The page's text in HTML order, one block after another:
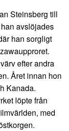
Steinsberg till
avslöjades
han sorgligt
efter andra
Året innan hon
Kanada.
löpte från
med